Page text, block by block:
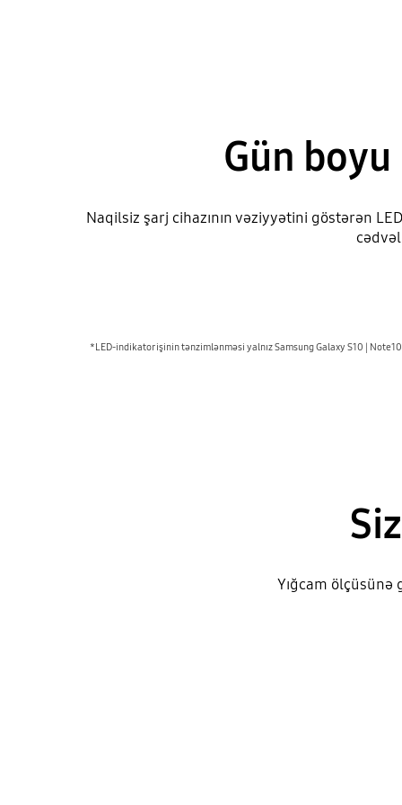
Gün
Naqilsiz şarj cihazının vəziyyətini göstərən
*LED-indikator işinin tənzimlənməsi yalnız Samsung Galaxy S10 |
Yığcam ölçüsünə